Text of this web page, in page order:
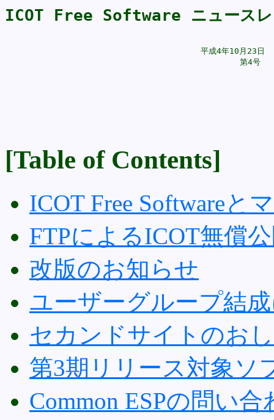
ICOT Free Software ニュースレ
[Table of Contents]
ICOT Free Softwareと
FTPによるICOT無償
改版のお知らせ
ユーザーグループ結
セカンドサイトのお
第3期リリース対象ソ
Common ESPの問い合